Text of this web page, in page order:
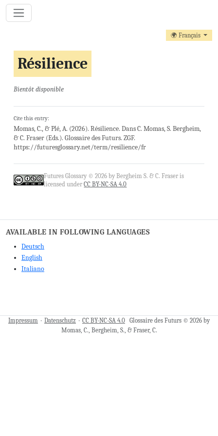
🌍 Français
Résilience
Bientôt disponible
Cite this entry:
Momas, C., & Plé, A. (2026). Résilience. Dans C. Momas, S. Bergheim,
& C. Fraser (Eds.). Glossaire des Futurs. ZGF.
https://futuresglossary.net/term/resilience/fr
Futures Glossary © 2026 by Bergheim S. & C. Fraser is
licensed underCC BY-NC-SA 4.0
AVAILABLE IN FOLLOWING LANGUAGES
Deutsch
English
Italiano
Impressum · Datenschutz · CC BY-NC-SA 4.0 Glossaire des Futurs © 2026 by
Momas, C., Bergheim, S., & Fraser, C.